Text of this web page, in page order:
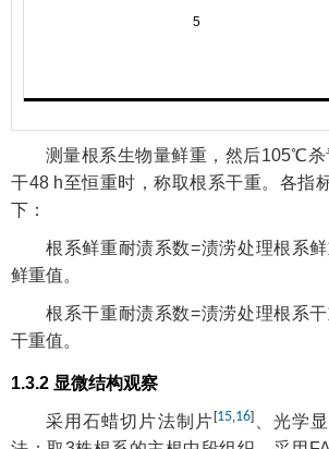
5
测量根系生物量鲜重，然后105℃
干48 h至恒重时，称取根系干重。各指
下：
根系鲜重耐渍系数=渍涝处理根系
鲜重值。
根系干重耐渍系数=渍涝处理根系
干重值。
1.3.2 显微结构观察
采用石蜡切片法制片 [15,16]、光学